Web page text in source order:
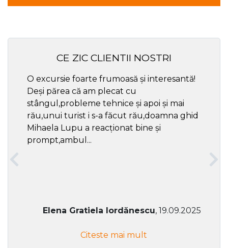
CE ZIC CLIENTII NOSTRI
O excursie foarte frumoasă și interesantă!
Deși părea că am plecat cu
stângul,probleme tehnice și apoi și mai
rău,unui turist i s-a făcut rău,doamna ghid
Mihaela Lupu a reacționat bine și
prompt,ambul...
Elena Gratiela Iordănescu, 19.09.2025
Citeste mai mult